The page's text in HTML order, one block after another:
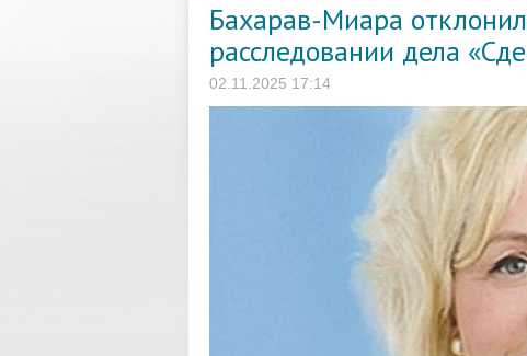
Бахарав-Миара
расследовании дела
02.11.2025 17:14